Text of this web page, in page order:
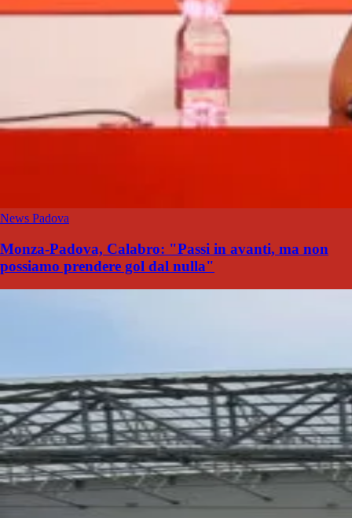
News Padova
Monza-Padova, Calabro: "Passi in avanti, ma non
possiamo prendere gol dal nulla"